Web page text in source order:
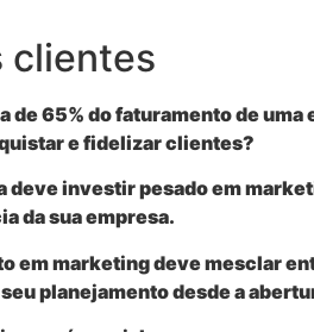
clientes
65% do faturamento de
e fidelizar clientes?
deve investir pesado em
da sua empresa.
em marketing deve mesclar
planejamento desde a